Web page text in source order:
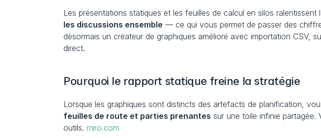
Les présentations statiques et les feuilles de calcul en silos ralentissent
les discussions ensemble — ce qui vous permet de passer des
désormais un créateur de graphiques amélioré avec importation CSV,
direct.
Pourquoi le rapport statique freine la stratégie
Lorsque les graphiques sont distincts des artefacts de planification,
feuilles de route et parties prenantes sur une toile infinie
outils. miro.com